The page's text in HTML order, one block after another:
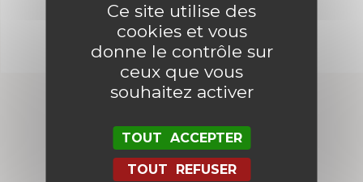
Produits similaires
Ce site utilise des
cookies et vous
donne le contrôle sur
ceux que vous
souhaitez activer
TOUT ACCEPTER
TOUT REFUSER